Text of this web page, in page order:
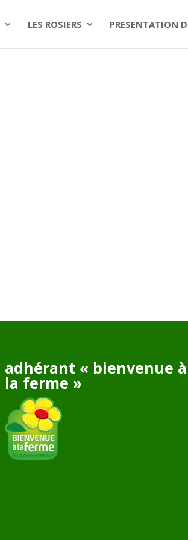
LES ROSIERS PRESENTATION
adhérant « bienvenue à
la ferme »